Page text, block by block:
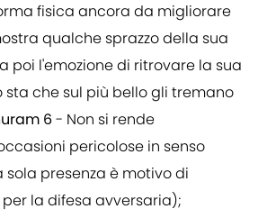
fisica ancora da migliorare
qualche sprazzo della sua
poi l'emozione di ritrovare la sua
sta che sul più bello gli tremano
6- Non si rende
pericolose in senso
presenza è motivo di
la difesa avversaria);